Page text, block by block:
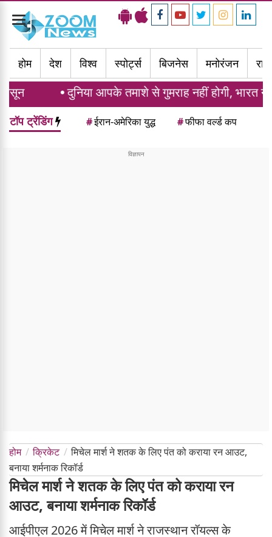
Toggle
navigation
होम
देश विश्व स्पोर्ट्स बिजनेस मनोरंजन
दुनिया आपके तमाशे से गुमराह नहीं होगी, भारत ने पाकिस्तान को
टॉप ट्रेंडिंग #ईरान-अमेरिका युद्ध #फीफा वर्ल्ड कप
होम क्रिकेट
मिचेल मार्श ने शतक के लिए पंत को कराया रन आउट,
बनाया शर्मनाक रिकॉर्ड
मिचेल मार्श ने शतक के लिए पंत को कराया रन
आउट, बनाया शर्मनाक रिकॉर्ड
आईपीएल 2026 में मिचेल मार्श ने राजस्थान रॉयल्स के